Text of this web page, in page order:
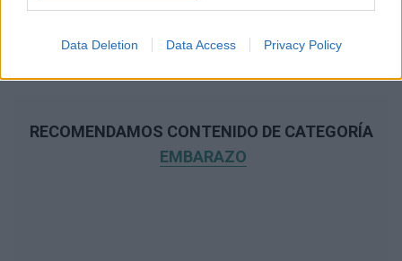
Data Deletion Data Access Privacy Policy
RECOMENDAMOS CONTENIDO DE CATEGORÍA
EMBARAZO